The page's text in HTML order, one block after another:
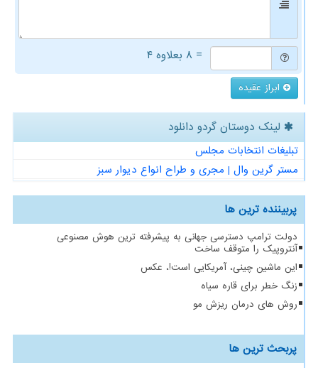
= ۸ بعلاوه ۴
ابراز عقیده
لینک دوستان گردو دانلود
تبلیغات انتخابات مجلس
مستر گرین وال | مجری و طراح انواع دیوار سبز
پربیننده ترین ها
دولت ترامپ دسترسی جهانی به پیشرفته ترین هوش مصنوعی
آنتروپیک را متوقف ساخت
این ماشین چینی، آمریکایی است!، عکس
زنگ خطر برای قاره سیاه
روش های درمان ریزش مو
پربحث ترین ها